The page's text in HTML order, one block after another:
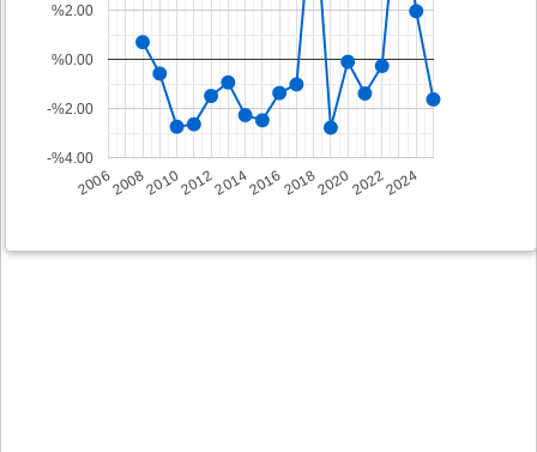
2006200820102012201420162018202020222024
-%4.00
-%2.00
%0.00
%2.00